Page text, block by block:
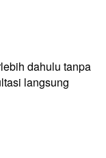
dahulu tanpa
langsung